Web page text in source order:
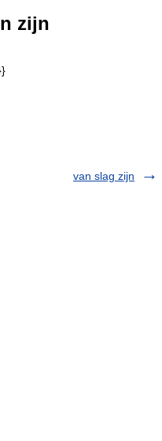
zijn
van slag zijn